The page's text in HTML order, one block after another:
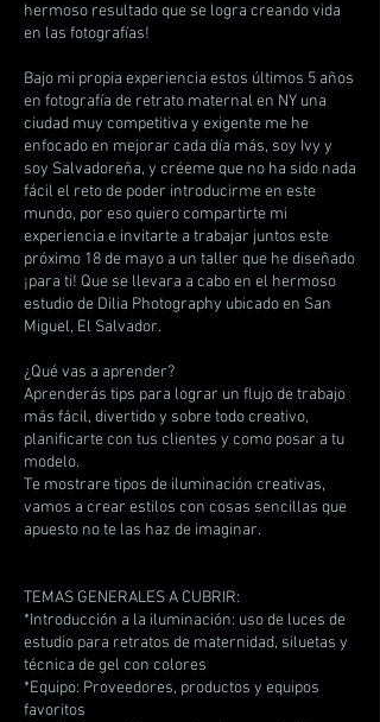
hermoso resultado que se logra creando vida
en las fotografías!
Bajo mi propia experiencia estos últimos 5 años
en fotografía de retrato maternal en NY una
ciudad muy competitiva y exigente me he
enfocado en mejorar cada día más, soy Ivy y
soy Salvadoreña, y créeme que no ha sido nada
fácil el reto de poder introducirme en este
mundo, por eso quiero compartirte mi
experiencia e invitarte a trabajar juntos este
próximo 18 de mayo a un taller que he diseñado
¡para ti! Que se llevara a cabo en el hermoso
estudio de Dilia Photography ubicado en San
Miguel, El Salvador.
¿Qué vas a aprender?
Aprenderás tips para lograr un flujo de trabajo
más fácil, divertido y sobre todo creativo,
planificarte con tus clientes y como posar a tu
modelo.
Te mostrare tipos de iluminación creativas,
vamos a crear estilos con cosas sencillas que
apuesto no te las haz de imaginar.
TEMAS GENERALES A CUBRIR:
*Introducción a la iluminación: uso de luces de
estudio para retratos de maternidad, siluetas y
técnica de gel con colores
*Equipo: Proveedores, productos y equipos
favoritos